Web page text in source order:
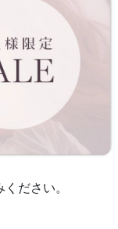
ださい。